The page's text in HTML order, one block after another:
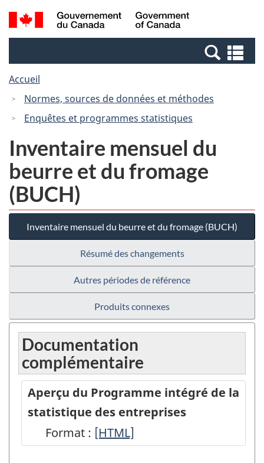
Passer
au
Passer
à
Canada
Recherche
et
et
Accueil
Normes, sources de données et méthodes
Enquêtes et programmes statistiques
Inventaire mensuel du
beurre et du fromage
(BUCH)
Inventaire mensuel du beurre et du fromage (BUCH)
Résumé des changements
Autres périodes de référence
Produits connexes
Documentation
complémentaire
Aperçu du Programme intégré de la
statistique des entreprises
Format : Aperçu
[HTML]